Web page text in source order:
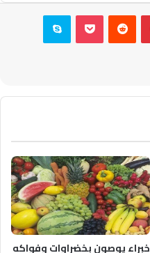
بينتيريست بوكيت سكايب
خبراء يوصون بخضراوات وفواكه